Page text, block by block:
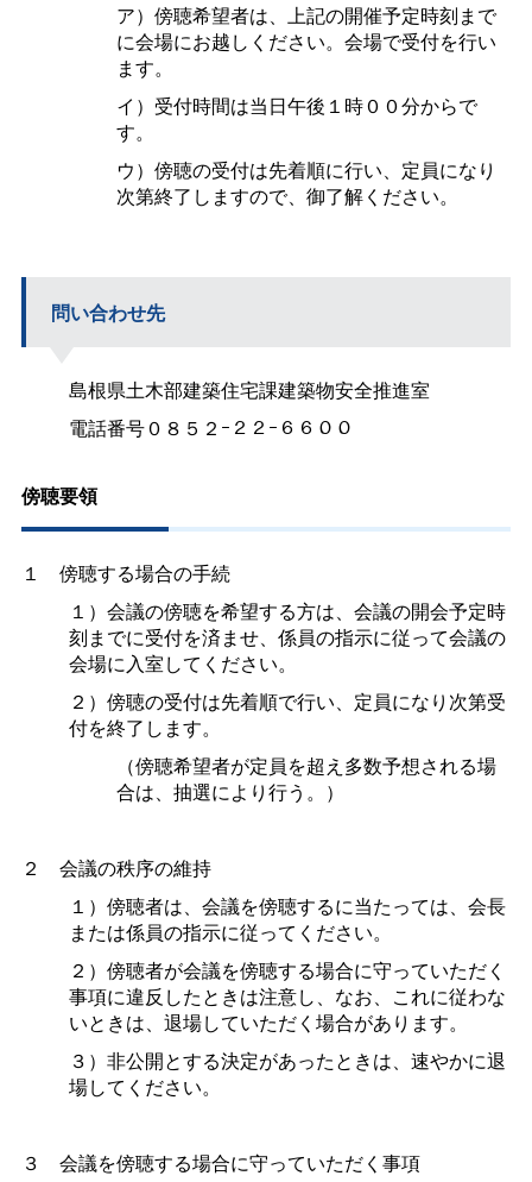
ア）傍聴希望者は、上記の開催予定時刻まで
に会場にお越しください。会場で受付を行い
ます。
イ）受付時間は当日午後１時００分からで
す。
ウ）傍聴の受付は先着順に行い、定員になり
次第終了しますので、御了解ください。
問い合わせ先
島根県土木部建築住宅課建築物安全推進室
電話番号０８５２ｰ２２ｰ６６００
傍聴要領
１ 傍聴する場合の手続
１）会議の傍聴を希望する方は、会議の開会予定時
刻までに受付を済ませ、係員の指示に従って会議の
会場に入室してください。
２）傍聴の受付は先着順で行い、定員になり次第受
付を終了します。
（傍聴希望者が定員を超え多数予想される場
合は、抽選により行う。）
２ 会議の秩序の維持
１）傍聴者は、会議を傍聴するに当たっては、会長
または係員の指示に従ってください。
２）傍聴者が会議を傍聴する場合に守っていただく
事項に違反したときは注意し、なお、これに従わな
いときは、退場していただく場合があります。
３）非公開とする決定があったときは、速やかに退
場してください。
３ 会議を傍聴する場合に守っていただく事項